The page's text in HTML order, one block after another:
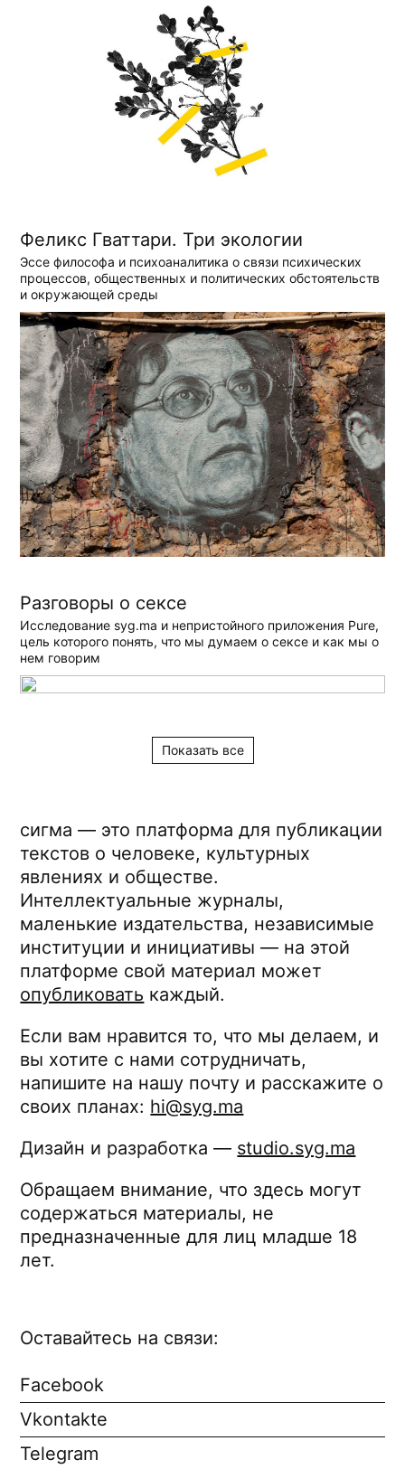
Феликс Гваттари. Три экологии
Эссе философа и психоаналитика о связи психических
процессов, общественных и политических обстоятельств
и окружающей среды
Разговоры о сексе
Исследование syg.ma и непристойного приложения Pure,
цель которого понять, что мы думаем о сексе и как мы о
нем говорим
Показать все
сигма — это платформа для публикации
текстов о человеке, культурных
явлениях и обществе.
Интеллектуальные журналы,
маленькие издательства, независимые
институции и инициативы — на этой
платформе свой материал может
опубликовать каждый.
Если вам нравится то, что мы делаем, и
вы хотите с нами сотрудничать,
напишите на нашу почту и расскажите о
своих планах: hi@syg.ma
Дизайн и разработка — studio.syg.ma
Обращаем внимание, что здесь могут
содержаться материалы, не
предназначенные для лиц младше 18
лет.
Оставайтесь на связи:
Facebook
Vkontakte
Telegram